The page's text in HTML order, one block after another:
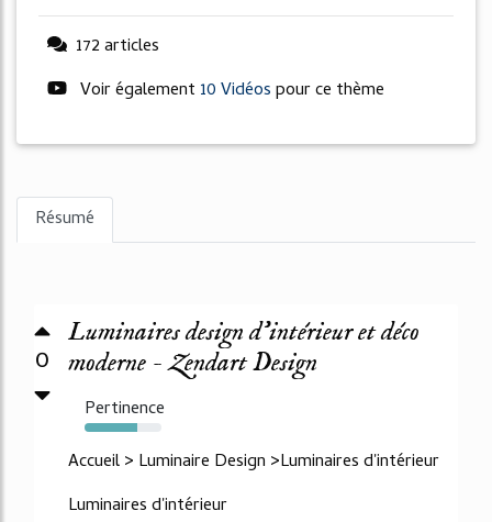
172 articles
Voir également 10 Vidéospour ce thème
Résumé
0
Luminaires design d'intérieur et déco
moderne - Zendart Design
Pertinence
68%
Accueil > Luminaire Design >Luminaires d'intérieur
Luminaires d'intérieur